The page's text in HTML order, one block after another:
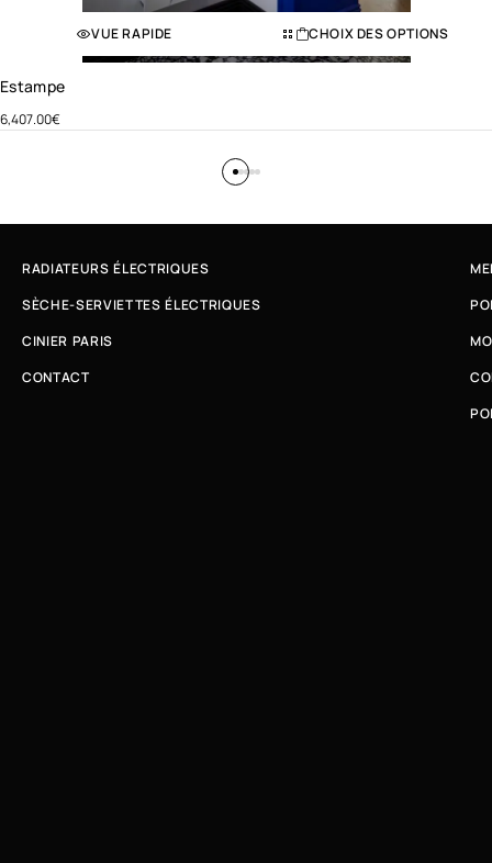
VUE RAPIDE CHOIX DES OPTIONS
Estampe
6,407.00€
RADIATEURS ÉLECTRIQUES
SÈCHE-SERVIETTES ÉLECTRIQUES
CINIER PARIS
CONTACT